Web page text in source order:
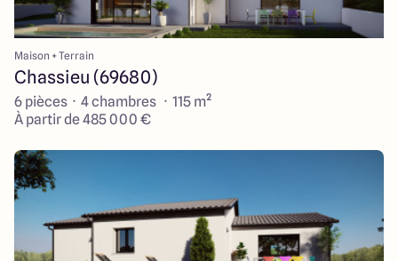
Maison + Terrain
Chassieu (69680)
6 pièces · 4 chambres · 115 m²
À partir de 485 000 €